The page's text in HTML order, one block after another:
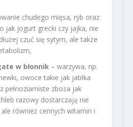
chudego mięsa, ryb oraz
jak jogurt grecki czy jajka, nie
czuć się sytym, ale także
w błonnik– warzywa, np.
owoce takie jak jabłka
pełnoziarniste zboża jak
razowy dostarczają nie
również cennych witamin i